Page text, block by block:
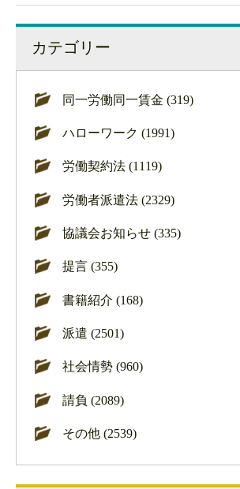
カテゴリー
同一労働同一賃金 (319)
ハローワーク (1991)
労働契約法 (1119)
労働者派遣法 (2329)
協議会お知らせ (335)
提言 (355)
書籍紹介 (168)
派遣 (2501)
社会情勢 (960)
請負 (2089)
その他 (2539)